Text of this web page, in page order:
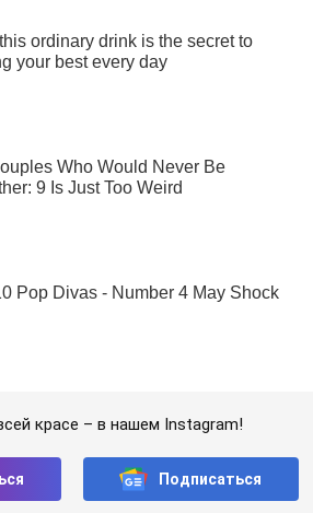
красе – в нашем Instagram!
Подписаться